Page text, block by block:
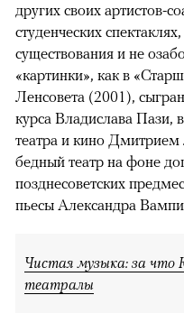
других своих артистов-
студенческих
существования и не
«картинки», как в
Ленсовета (2001),
курса Владислава Пази,
театра и кино
бедный театр на фоне
позднесоветских
пьесы Александра
Чистая музыка: за что
театралы